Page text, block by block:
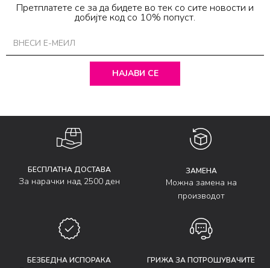
Претплатете се за да бидете во тек со сите новости и
добијте код со 10% попуст.
НАЈАВИ СЕ
БЕСПЛАТНА ДОСТАВА
За нарачки над 2500 ден
ЗАМЕНА
Можна замена на
производот
БЕЗБЕДНА ИСПОРАКА ГРИЖА ЗА ПОТРОШУВАЧИТЕ